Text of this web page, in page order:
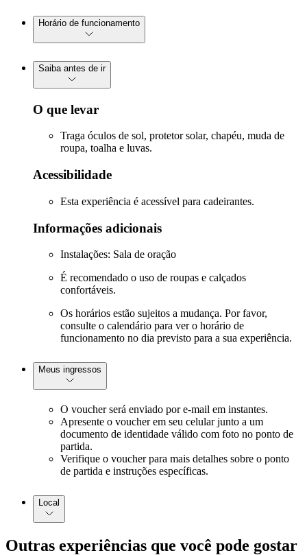
Horário de funcionamento
Saiba antes de ir
O que levar
Traga óculos de sol, protetor solar, chapéu, muda de
roupa, toalha e luvas.
Acessibilidade
Esta experiência é acessível para cadeirantes.
Informações adicionais
Instalações: Sala de oração
É recomendado o uso de roupas e calçados
confortáveis.
Os horários estão sujeitos a mudança. Por favor,
consulte o calendário para ver o horário de
funcionamento no dia previsto para a sua experiência.
Meus ingressos
O voucher será enviado por e-mail em instantes.
Apresente o voucher em seu celular junto a um
documento de identidade válido com foto no ponto de
partida.
Verifique o voucher para mais detalhes sobre o ponto
de partida e instruções específicas.
Local
Outras experiências que você pode gostar